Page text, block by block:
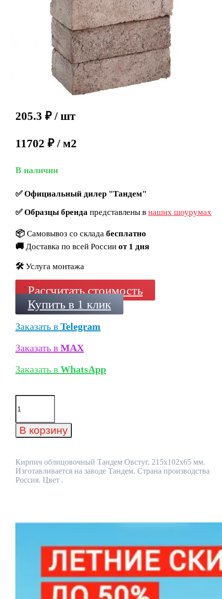
205.3 ₽ / шт
11702 ₽ / м2
В наличии
✅Официальный дилер "Тандем"
✅Образцы брендапредставлены в наших шоурумах
📦 Самовывоз со склада бесплатно
🚚 Доставка по всей России от 1 дня
🛠️ Услуга монтажа
Рассчитать стоимость
Купить в 1 клик
Заказать в Telegram
Заказать в MAX
Заказать в WhatsApp
Количество
товара
облицовочный
Тандем
мм
В корзину
Кирпич облицовочный Тандем Овстуг, 215x102x65 мм.
Изготавливается на заводе Тандем. Страна производства
Россия. Цвет .